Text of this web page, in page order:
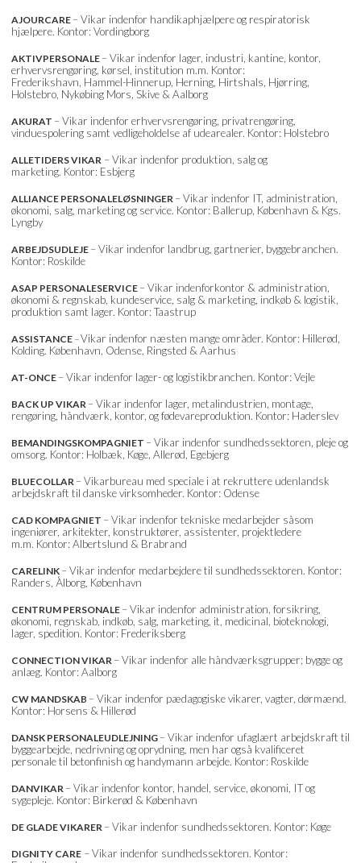
AJOURCARE – Vikar indenfor handikaphjælpere og respiratorisk
hjælpere. Kontor: Vordingborg
AKTIVPERSONALE – Vikar indenfor lager, industri, kantine, kontor,
erhvervsrengøring, kørsel, institution m.m. Kontor:
Frederikshavn, Hammel-Hinnerup, Herning, Hirtshals, Hjørring,
Holstebro, Nykøbing Mors, Skive & Aalborg
AKURAT – Vikar indenfor erhvervsrengøring, privatrengøring,
vinduespolering samt vedligeholdelse af udearealer. Kontor: Holstebro
ALLETIDERS VIKAR – Vikar indenfor produktion, salg og
marketing. Kontor: Esbjerg
ALLIANCE PERSONALELØSNINGER – Vikar indenfor IT, administration,
økonomi, salg, marketing og service. Kontor: Ballerup, København & Kgs.
Lyngby
ARBEJDSUDLEJE – Vikar indenfor landbrug, gartnerier, byggebranchen.
Kontor: Roskilde
ASAP PERSONALESERVICE – Vikar indenforkontor & administration,
økonomi & regnskab, kundeservice, salg & marketing, indkøb & logistik,
produktion samt lager. Kontor: Taastrup
ASSISTANCE –Vikar indenfor næsten mange områder. Kontor: Hillerød,
Kolding. København, Odense, Ringsted & Aarhus
AT-ONCE – Vikar indenfor lager- og logistikbranchen. Kontor: Vejle
BACK UP VIKAR – Vikar indenfor lager, metalindustrien, montage,
rengøring, håndværk, kontor, og fødevareproduktion. Kontor: Haderslev
BEMANDINGSKOMPAGNIET – Vikar indenfor sundhedssektoren, pleje og
omsorg. Kontor: Holbæk, Køge, Allerød, Egebjerg
BLUECOLLAR – Vikarbureau med speciale i at rekruttere udenlandsk
arbejdskraft til danske virksomheder. Kontor: Odense
CAD KOMPAGNIET – Vikar indenfor tekniske medarbejder såsom
ingeniører, arkitekter, konstruktører, assistenter, projektledere
m.m. Kontor: Albertslund & Brabrand
CARELINK – Vikar indenfor medarbejdere til sundhedssektoren. Kontor:
Randers, Ålborg, København
CENTRUM PERSONALE – Vikar indenfor administration, forsikring,
økonomi, regnskab, indkøb, salg, marketing, it, medicinal, bioteknologi,
lager, spedition. Kontor: Frederiksberg
CONNECTION VIKAR – Vikar indenfor alle håndværksgrupper; bygge og
anlæg. Kontor: Aalborg
CW MANDSKAB – Vikar indenfor pædagogiske vikarer, vagter, dørmænd.
Kontor: Horsens & Hillerød
DANSK PERSONALEUDLEJNING – Vikar indenfor ufaglært arbejdskraft til
byggearbejde, nedrivning og oprydning, men har også kvalificeret
personale til betonfinish og handymann arbejde. Kontor: Roskilde
DANVIKAR – Vikar indenfor kontor, handel, service, økonomi, IT og
sygepleje. Kontor: Birkerød & København
DE GLADE VIKARER – Vikar indenfor sundhedssektoren. Kontor: Køge
DIGNITY CARE – Vikar indenfor sundhedssektoren. Kontor: